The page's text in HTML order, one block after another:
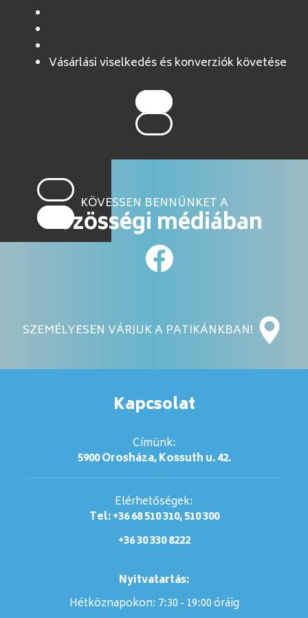
Vásárlási viselkedés és konverziók követése
KÖVESSEN BENNÜNKET A
közösségi médiában
SZEMÉLYESEN VÁRJUK A PATIKÁNKBAN!
Kapcsolat
Címünk:
5900 Orosháza, Kossuth u. 42.
Elérhetőségek:
Tel: +36 68 510 310, 510 300
+36 30 330 8222
Nyitvatartás:
Hétköznapokon: 7:30 - 19:00 óráig